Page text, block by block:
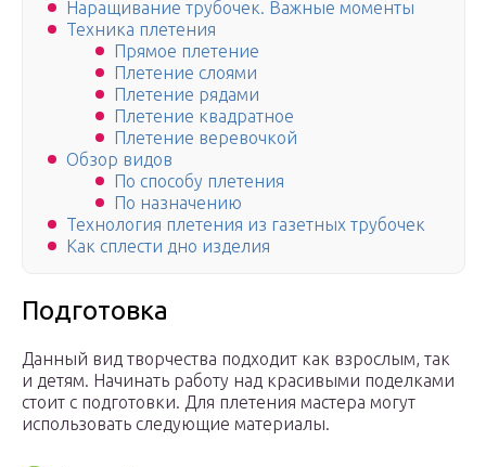
Наращивание трубочек. Важные моменты
Техника плетения
Прямое плетение
Плетение слоями
Плетение рядами
Плетение квадратное
Плетение веревочкой
Обзор видов
По способу плетения
По назначению
Технология плетения из газетных трубочек
Как сплести дно изделия
Подготовка
Данный вид творчества подходит как взрослым, так
и детям. Начинать работу над красивыми поделками
стоит с подготовки. Для плетения мастера могут
использовать следующие материалы.